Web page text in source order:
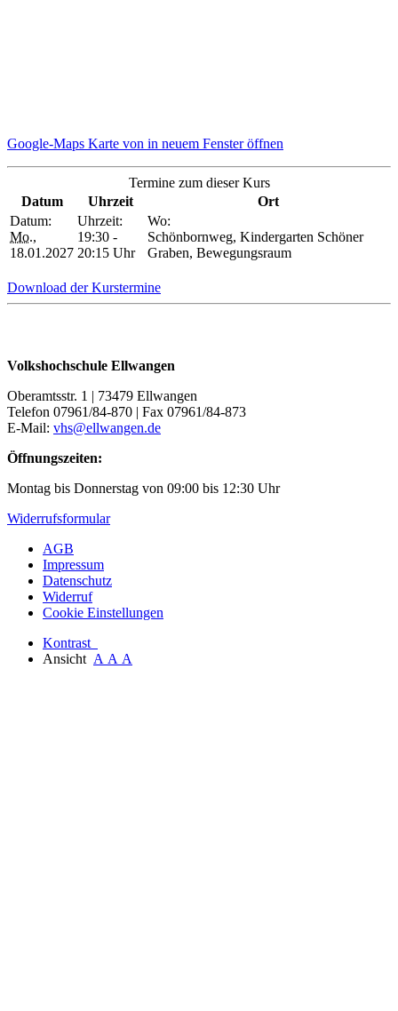
Google-Maps Karte von in neuem Fenster öffnen
Termine zum dieser Kurs
Datum
Uhrzeit
Ort
Datum:
Mo.,
18.01.2027
Uhrzeit:
19:30 -
20:15 Uhr
Wo:
Schönbornweg, Kindergarten Schöner
Graben, Bewegungsraum
Download der Kurstermine
Volkshochschule Ellwangen
Oberamtsstr. 1 | 73479 Ellwangen
Telefon 07961/84-870 | Fax 07961/84-873
E-Mail: vhs@ellwangen.de
Öffnungszeiten:
Montag bis Donnerstag von 09:00 bis 12:30 Uhr
Widerrufsformular
AGB
Impressum
Datenschutz
Widerruf
Cookie Einstellungen
Kontrast
Ansicht A A A